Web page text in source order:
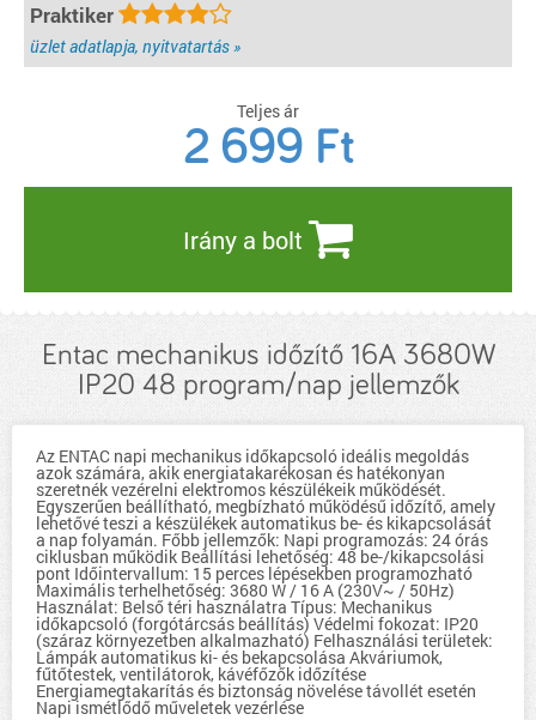
Praktiker
üzlet adatlapja, nyitvatartás »
Teljes ár
2 699 Ft
Irány a bolt
Entac mechanikus időzítő 16A 3680W
IP20 48 program/nap jellemzők
Az ENTAC napi mechanikus időkapcsoló ideális megoldás
azok számára, akik energiatakarékosan és hatékonyan
szeretnék vezérelni elektromos készülékeik működését.
Egyszerűen beállítható, megbízható működésű időzítő, amely
lehetővé teszi a készülékek automatikus be- és kikapcsolását
a nap folyamán. Főbb jellemzők: Napi programozás: 24 órás
ciklusban működik Beállítási lehetőség: 48 be-/kikapcsolási
pont Időintervallum: 15 perces lépésekben programozható
Maximális terhelhetőség: 3680 W / 16 A (230V~ / 50Hz)
Használat: Belső téri használatra Típus: Mechanikus
időkapcsoló (forgótárcsás beállítás) Védelmi fokozat: IP20
(száraz környezetben alkalmazható) Felhasználási területek:
Lámpák automatikus ki- és bekapcsolása Akváriumok,
fűtőtestek, ventilátorok, kávéfőzők időzítése
Energiamegtakarítás és biztonság növelése távollét esetén
Napi ismétlődő műveletek vezérlése